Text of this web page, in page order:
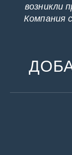
возникли
Компания